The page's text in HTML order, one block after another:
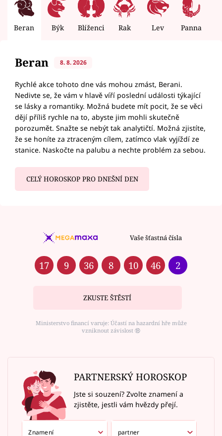
Beran Býk Blíženci Rak Lev Panna
Beran 8. 8. 2026
Rychlé akce tohoto dne vás mohou zmást, Berani.
Nedivte se, že vám v hlavě víří poslední události týkající
se lásky a romantiky. Možná budete mít pocit, že se věci
dějí příliš rychle na to, abyste jim mohli skutečně
porozumět. Snažte se nebýt tak analytičtí. Možná zjistíte,
že se honíte za ztraceným cílem, zatímco vlak vyjíždí ze
stanice. Naskočte na palubu a nechte problém za sebou.
CELÝ HOROSKOP PRO DNEŠNÍ DEN
Vaše šťastná čísla
17 9 36 8 10 46 2
ZKUSTE ŠTĚSTÍ
Ministerstvo financí varuje: Účastí na hazardní hře může
vzniknout závislost ⑱
PARTNERSKÝ HOROSKOP
Jste si souzení? Zvolte znamení a
zjistěte, jestli vám hvězdy přejí.